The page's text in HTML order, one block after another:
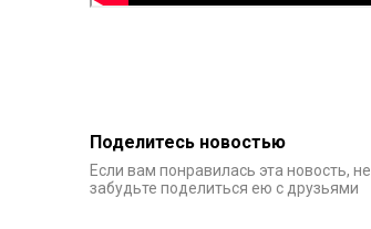
Поделитесь новостью
Если вам понравилась эта новость, не
забудьте поделиться ею с друзьями